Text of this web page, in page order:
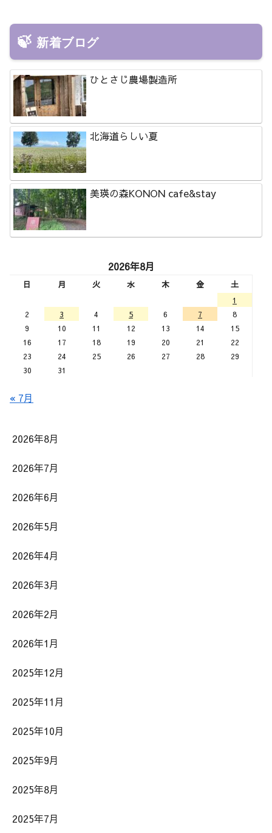
新着ブログ
ひとさじ農場製造所
北海道らしい夏
美瑛の森KONON cafe&stay
2026年8月
日 月 火 水 木 金
土
1
2
3 4 5 6 7
8
9
10 11 12 13 14
15
16
17 18 19 20 21
22
23
24 25 26 27 28
29
30
31
« 7月
2026年8月
2026年7月
2026年6月
2026年5月
2026年4月
2026年3月
2026年2月
2026年1月
2025年12月
2025年11月
2025年10月
2025年9月
2025年8月
2025年7月